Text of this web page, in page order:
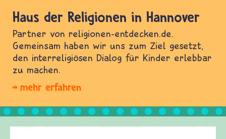
Haus der Religionen in Hannover
Partner von religionen-entdecken.de.
Gemeinsam haben wir uns zum Ziel gesetzt,
den interreligiösen Dialog für Kinder erlebbar
zu machen.
mehr erfahren